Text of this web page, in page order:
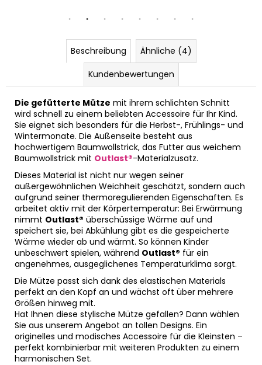
Beschreibung
Ähnliche (4)
Kundenbewertungen
Die gefütterte Mütze mit ihrem schlichten Schnitt
wird schnell zu einem beliebten Accessoire für Ihr Kind.
Sie eignet sich besonders für die Herbst-, Frühlings- und
Wintermonate. Die Außenseite besteht aus
hochwertigem Baumwollstrick, das Futter aus weichem
Baumwollstrick mit Outlast®-Materialzusatz.
Dieses Material ist nicht nur wegen seiner
außergewöhnlichen Weichheit geschätzt, sondern auch
aufgrund seiner thermoregulierenden Eigenschaften. Es
arbeitet aktiv mit der Körpertemperatur: Bei Erwärmung
nimmt Outlast® überschüssige Wärme auf und
speichert sie, bei Abkühlung gibt es die gespeicherte
Wärme wieder ab und wärmt. So können Kinder
unbeschwert spielen, während Outlast® für ein
angenehmes, ausgeglichenes Temperaturklima sorgt.
Die Mütze passt sich dank des elastischen Materials
perfekt an den Kopf an und wächst oft über mehrere
Größen hinweg mit.
Hat Ihnen diese stylische Mütze gefallen? Dann wählen
Sie aus unserem Angebot an tollen Designs. Ein
originelles und modisches Accessoire für die Kleinsten –
perfekt kombinierbar mit weiteren Produkten zu einem
harmonischen Set.